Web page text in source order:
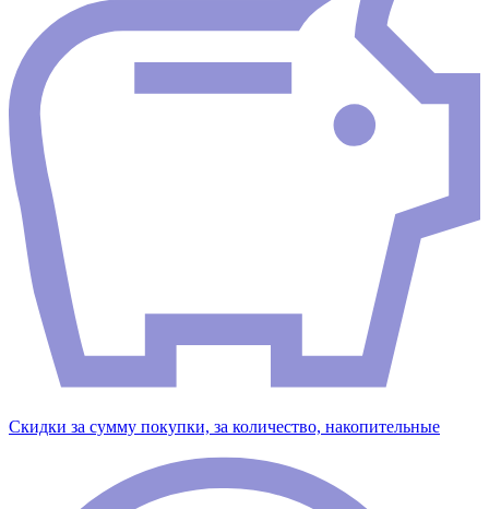
Скидки за сумму покупки, за количество, накопительные